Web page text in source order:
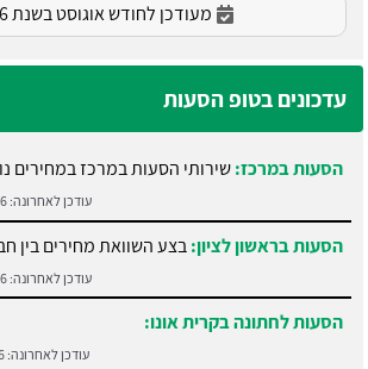
מעודכן לחודש אוגוסט בשנת 2026
עדכונים בטופ הסעות
הסעות במרכז:שירותי הסעות במרכז במחירים
עודכן לאחרונה:
הסעות בראשון לציון:בצע השוואת מחירים בין
עודכן לאחרונה:
הסעות לחתונה בקרית אונו:
עודכן לאחרונה: